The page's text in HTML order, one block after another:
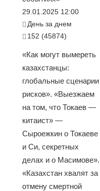
29.01.2025 12:00
День за днем
152 (45874)
«Как могут вымереть
казахстанцы:
глобальные сценарии
рисков». «Выезжаем
на том, что Токаев —
китаист» —
Сыроежкин о Токаеве
и Си, секретных
делах и о Масимове».
«Казахстан хвалят за
отмену смертной